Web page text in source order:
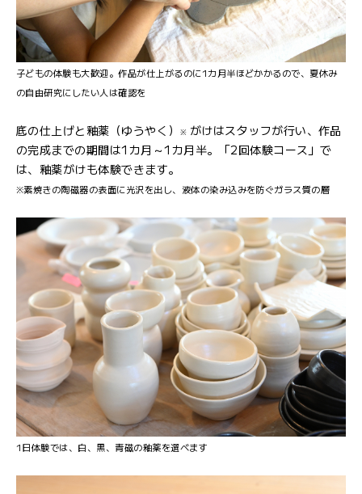
子どもの体験も大歓迎。作品が仕上がるのに1カ月半ほどかかるので、夏休み
の自由研究にしたい人は確認を
底の仕上げと釉薬（ゆうやく） ※ がけはスタッフが行い、作品
の完成までの期間は1カ月～1カ月半。「2回体験コース」で
は、釉薬がけも体験できます。
※素焼きの陶磁器の表面に光沢を出し、液体の染み込みを防ぐガラス質の層
1日体験では、白、黒、青磁の釉薬を選べます